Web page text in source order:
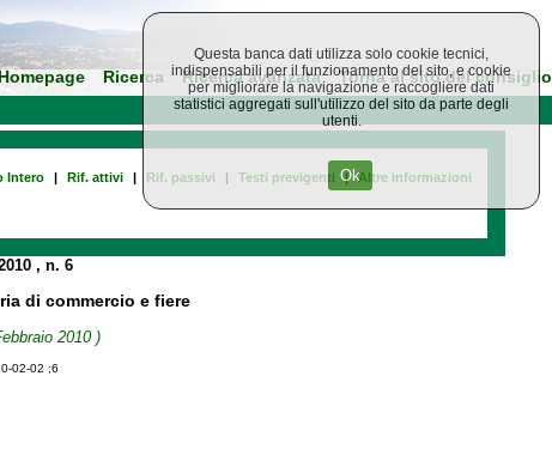
Homepage Ricerca Ricerca avanzata Torna al sito del consiglio
Intero | Rif. attivi | Rif. passivi | Testi previgenti | Altre informazioni
, n. 6
di commercio e fiere
2010 )
02-02 ;6
Questa banca dati utilizza solo cookie tecnici,
indispensabili per il funzionamento del sito, e cookie
per migliorare la navigazione e raccogliere dati
statistici aggregati sull'utilizzo del sito da parte degli
utenti.
Ok